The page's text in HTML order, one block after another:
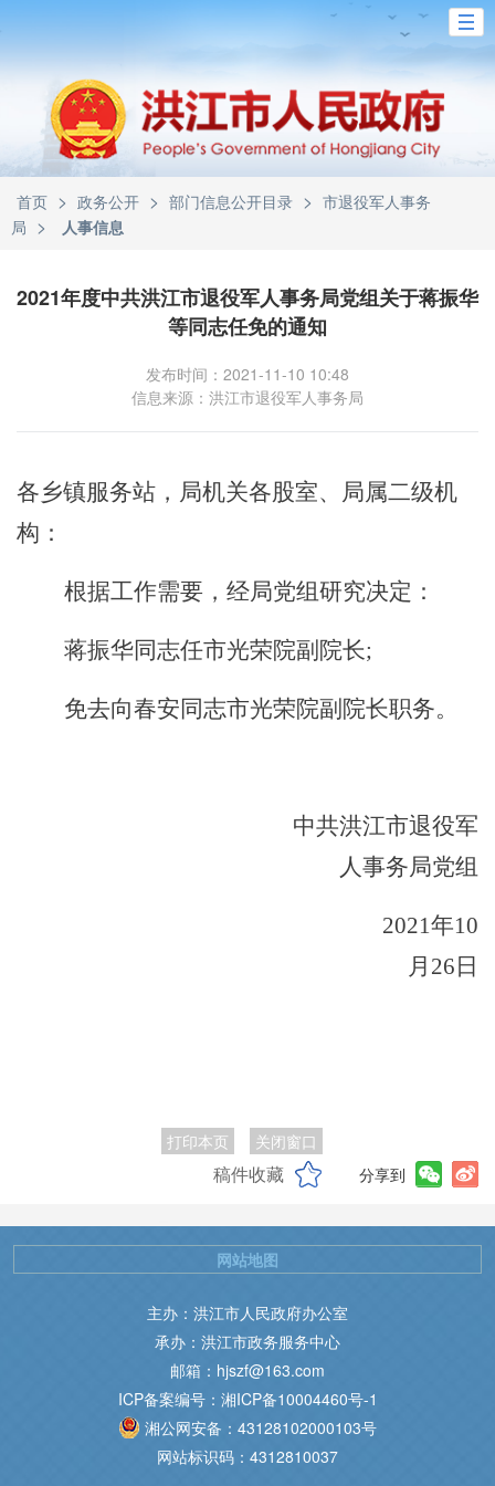
首页 > 政务公开 > 部门信息公开目录 > 市退役军人事务
局 > 人事信息
2021年度中共洪江市退役军人事务局党组关于蒋振华
等同志任免的通知
发布时间：2021-11-10 10:48
信息来源：洪江市退役军人事务局
各乡镇服务站 ，局机关各股室、局属二级机
构：
根据工作需要， 经局党组研究决定：
蒋振华同志任市光荣院副院长;
免去向春安同志市光荣院副院长职务。
中共洪江市退役军
人事务局党组
2021年10
月 26 日
打印本页 关闭窗口
稿件收藏 分享到
主办：洪江市人民政府办公室
承办：洪江市政务服务中心
邮箱：hjszf@163.com
ICP备案编号：湘ICP备10004460号-1
湘公网安备：43128102000103号
网站标识码：4312810037
网站地图